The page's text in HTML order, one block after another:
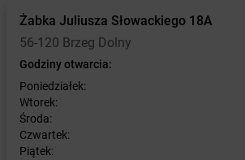
Żabka Juliusza Słowackiego 18A
56-120 Brzeg Dolny
Godziny otwarcia:
Poniedziałek:
Wtorek:
Środa:
Czwartek:
Piątek: